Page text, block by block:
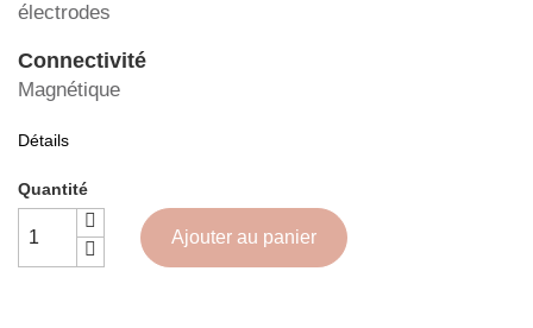
électrodes
Connectivité
Magnétique
Détails
Quantité
Ajouter au panier